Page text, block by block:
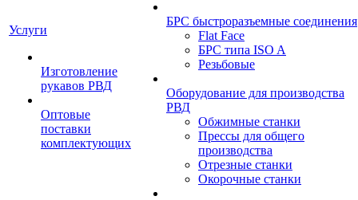
Услуги
Изготовление
рукавов РВД
Оптовые
поставки
комплектующих
БРС быстроразъемные соединения
Flat Face
БРС типа ISO A
Резьбовые
Оборудование для производства
РВД
Обжимные станки
Прессы для общего
производства
Отрезные станки
Окорочные станки